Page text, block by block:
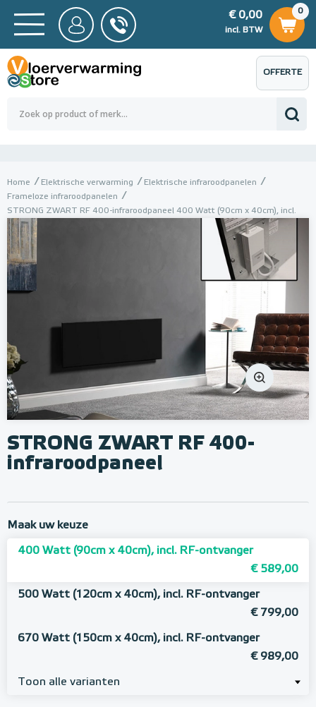
BTW
0,00
0
€ 0,00
incl. BTW
€ 0,00
OFFERTE
AANVRAGEN
Home Elektrische verwarming
Elektrische infraroodpanelen
Frameloze infraroodpanelen
STRONG ZWART RF 400-infraroodpaneel 400 Watt (90cm x 40cm), incl.
RF-ontvanger
STRONG ZWART RF 400-
infraroodpaneel
Maak uw keuze
400 Watt (90cm x 40cm), incl. RF-ontvanger
€ 589,00
500 Watt (120cm x 40cm), incl. RF-ontvanger
€ 799,00
670 Watt (150cm x 40cm), incl. RF-ontvanger
€ 989,00
Toon alle varianten